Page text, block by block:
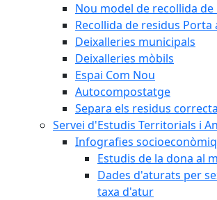
Nou model de recollida de
Recollida de residus Porta
Deixalleries municipals
Deixalleries mòbils
Espai Com Nou
Autocompostatge
Separa els residus
Servei d'Estudis Territorials i
Infografies
Estudis de la dona al
Dades d'aturats per
taxa d'atur